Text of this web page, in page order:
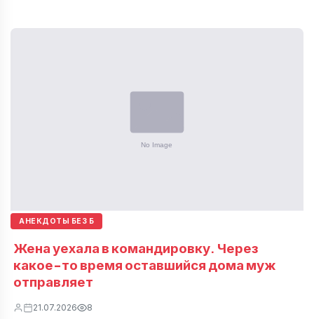
АНЕКДОТЫ БЕЗ Б
Жена уехала в командировку. Через
какое-то время оставшийся дома муж
отправляет
21.07.2026 8